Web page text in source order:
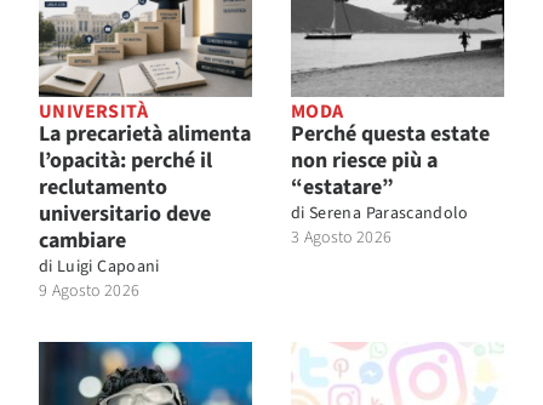
UNIVERSITÀ
La precarietà alimenta
l’opacità: perché il
reclutamento
universitario deve
cambiare
di Luigi Capoani
9 Agosto 2026
MODA
Perché questa estate
non riesce più a
“estatare”
di Serena Parascandolo
3 Agosto 2026